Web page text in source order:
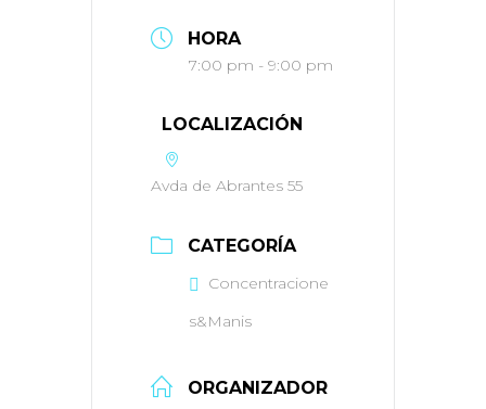
HORA
7:00 pm - 9:00 pm
LOCALIZACIÓN
Avda de Abrantes 55
CATEGORÍA
Concentracione
s&Manis
ORGANIZADOR